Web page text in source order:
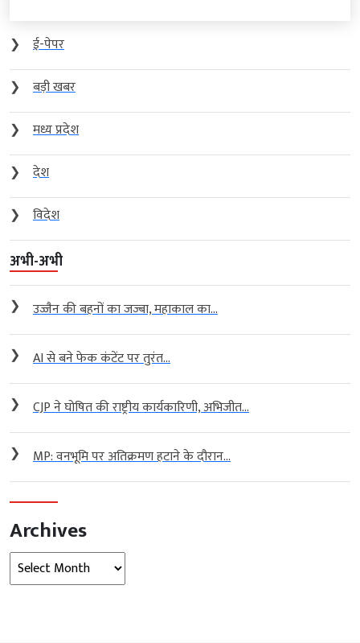
❯
ई-पेपर
❯
बड़ी खबर
❯
मध्य प्रदेश
❯
देश
❯
विदेश
अभी-अभी
❯ उज्जैन की बहनों का जज्बा, महाकाल का...
❯ AI से बने फेक कंटेंट पर तुरंत...
❯ CJP ने घोषित की राष्ट्रीय कार्यकारिणी, अभिजीत...
❯ MP: वनभूमि पर अतिक्रमण हटाने के दौरान...
Archives
Archives